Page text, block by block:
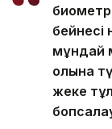
мұндай
қолына
жеке